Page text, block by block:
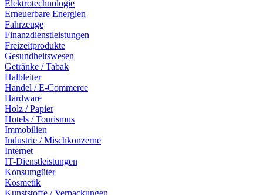
Elektrotechnologie
Erneuerbare Energien
Fahrzeuge
Finanzdienstleistungen
Freizeitprodukte
Gesundheitswesen
Getränke / Tabak
Halbleiter
Handel / E-Commerce
Hardware
Holz / Papier
Hotels / Tourismus
Immobilien
Industrie / Mischkonzerne
Internet
IT-Dienstleistungen
Konsumgüter
Kosmetik
Kunststoffe / Verpackungen